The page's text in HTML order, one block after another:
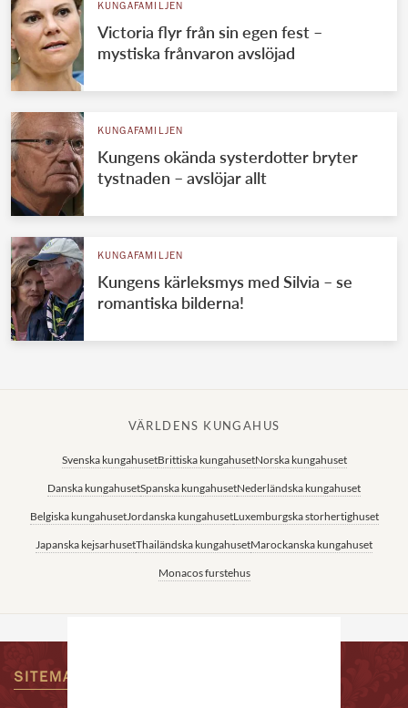
KUNGAFAMILJEN
Victoria flyr från sin egen fest –
mystiska frånvaron avslöjad
KUNGAFAMILJEN
Kungens okända systerdotter bryter
tystnaden – avslöjar allt
KUNGAFAMILJEN
Kungens kärleksmys med Silvia – se
romantiska bilderna!
VÄRLDENS KUNGAHUS
Svenska kungahusetBrittiska kungahusetNorska kungahuset
Danska kungahusetSpanska kungahusetNederländska kungahuset
Belgiska kungahusetJordanska kungahusetLuxemburgska storhertighuset
Japanska kejsarhusetThailändska kungahusetMarockanska kungahuset
Monacos furstehus
SITEMAP